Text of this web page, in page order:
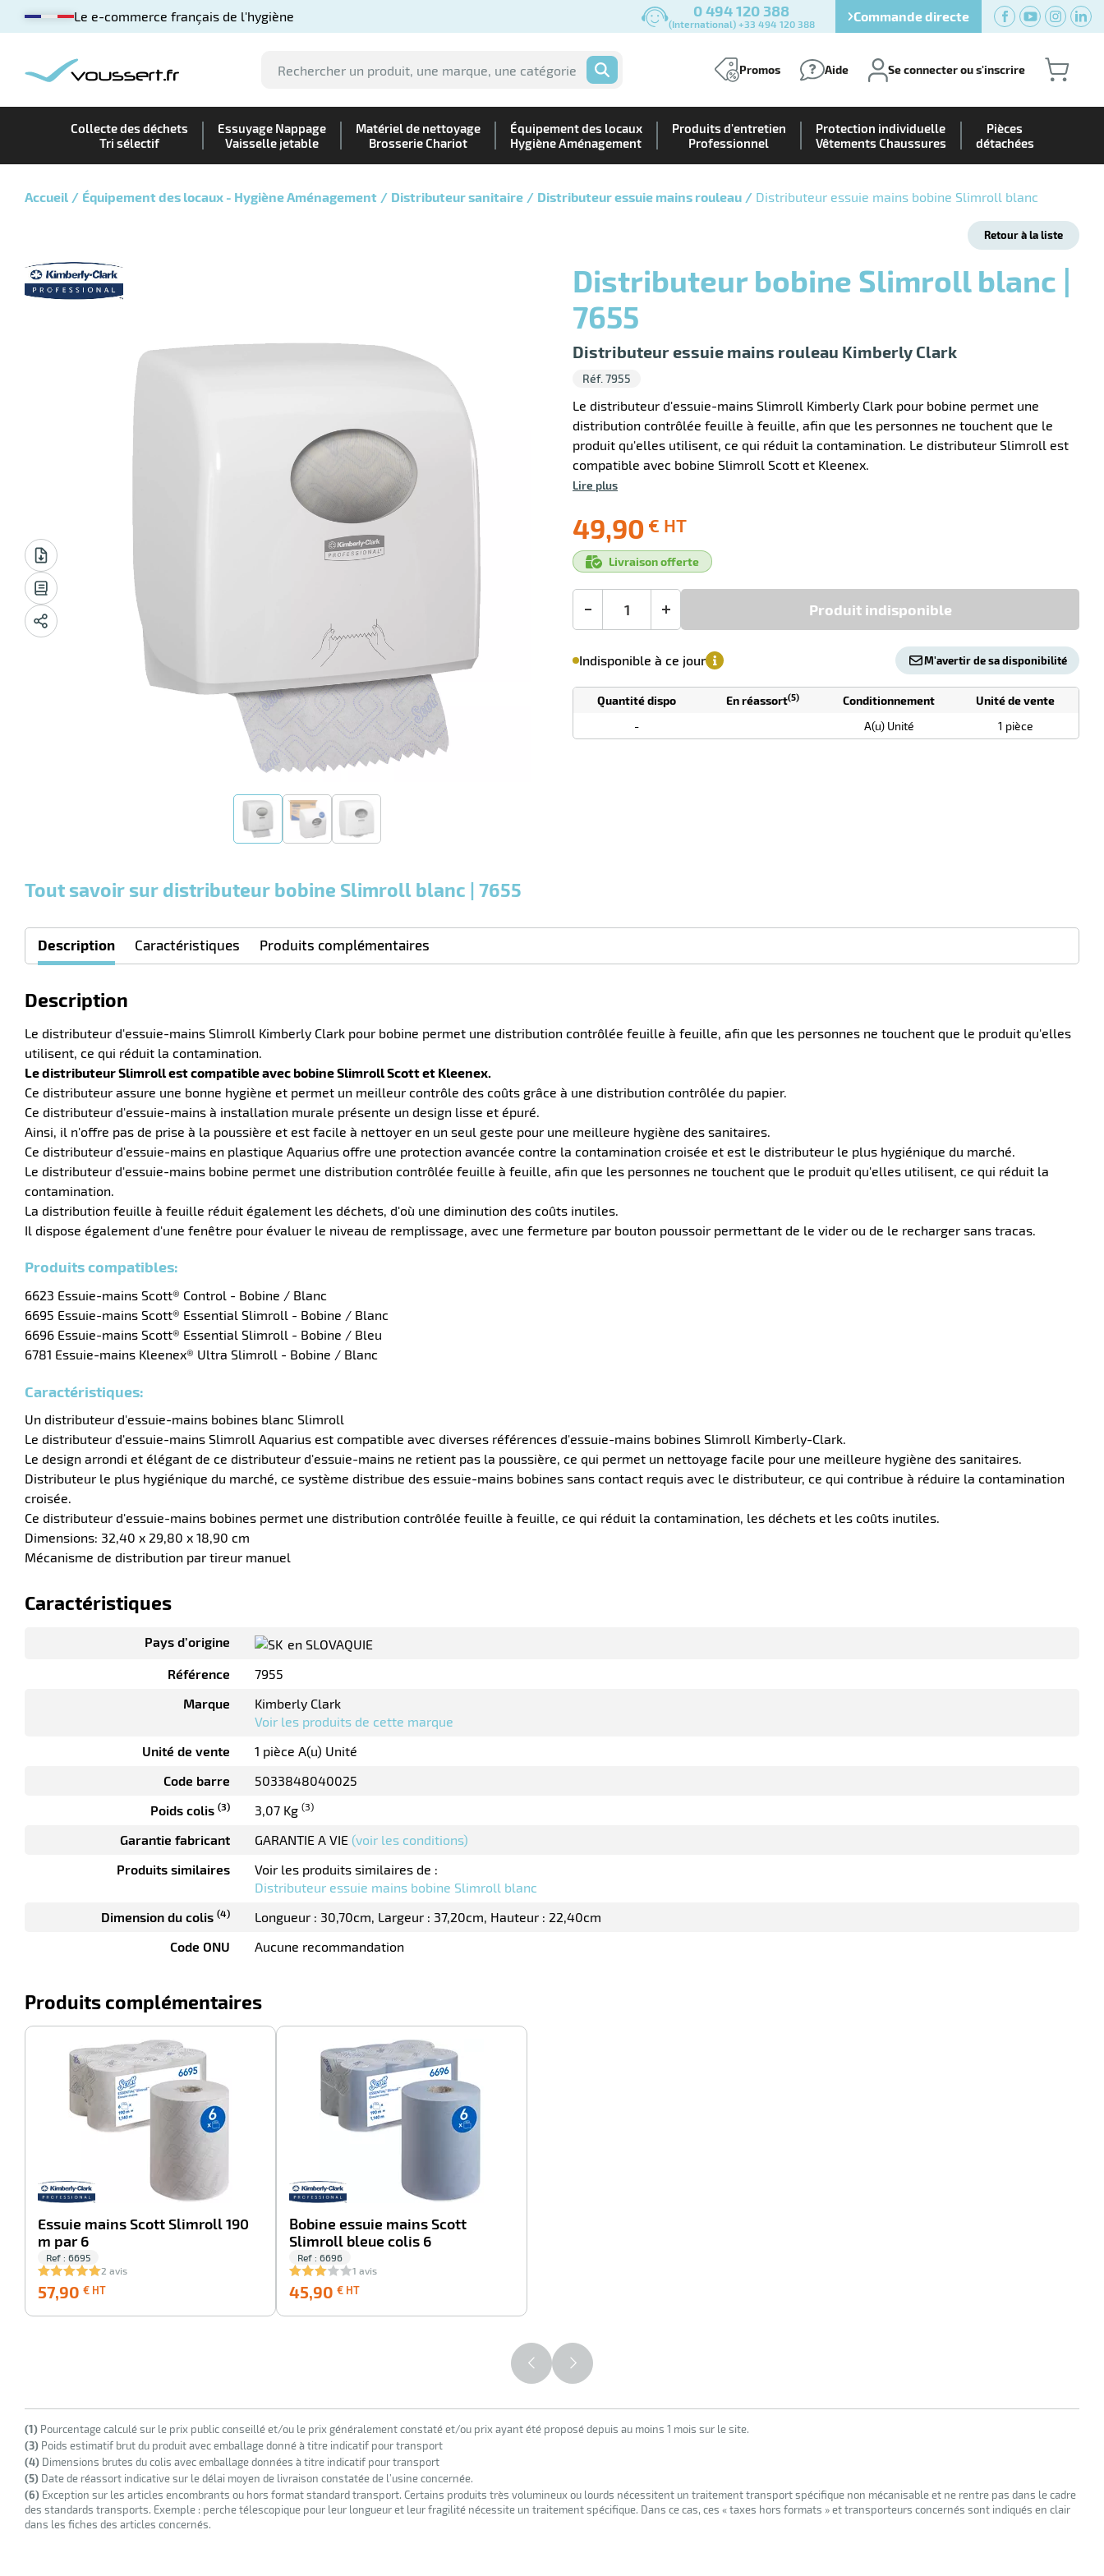
Le e-commerce français de l'hygiène 0 494 120 388
(International) +33 494 120 388 Commande directe
OK Promos Aide Se connecter ou s'inscrire
Collecte des déchets
Tri sélectif
Essuyage Nappage
Vaisselle jetable
Matériel de nettoyage
Brosserie Chariot
Équipement des locaux
Hygiène Aménagement
Produits d'entretien
Professionnel
Protection individuelle
Vêtements Chaussures
Pièces
détachées
Accueil Équipement des locaux - Hygiène Aménagement Distributeur sanitaire Distributeur essuie mains rouleau Distributeur essuie mains bobine Slimroll blanc
Retour à la liste
Distributeur bobine Slimroll blanc |
7655
Distributeur essuie mains rouleau Kimberly Clark
Réf. 7955
Le distributeur d'essuie-mains Slimroll Kimberly Clark pour bobine permet une
distribution contrôlée feuille à feuille, afin que les personnes ne touchent que le
produit qu'elles utilisent, ce qui réduit la contamination. Le distributeur Slimroll est
compatible avec bobine Slimroll Scott et Kleenex.
Lire plus
49,90 € HT
Ecotaxe
: 0,00 €
Prix
public
conseillé
HT
Livraison offerte
+
Produit indisponible
de
1
Unités
Indisponible à ce jour M'avertir de sa disponibilité
(5)
TarifQuantité dispo En réassort(5) Conditionnement
Unité de vente
-
A(u) Unité 1 pièce
Tout savoir sur distributeur bobine Slimroll blanc | 7655
Description Caractéristiques Produits complémentaires
Description
Le distributeur d'essuie-mains Slimroll Kimberly Clark pour bobine permet une distribution contrôlée feuille à feuille, afin que les personnes ne touchent que le produit qu'elles
utilisent, ce qui réduit la contamination.
Le distributeur Slimroll est compatible avec bobine Slimroll Scott et Kleenex.
Ce distributeur assure une bonne hygiène et permet un meilleur contrôle des coûts grâce à une distribution contrôlée du papier.
Ce distributeur d'essuie-mains à installation murale présente un design lisse et épuré.
Ainsi, il n'offre pas de prise à la poussière et est facile à nettoyer en un seul geste pour une meilleure hygiène des sanitaires.
Ce distributeur d'essuie-mains en plastique Aquarius offre une protection avancée contre la contamination croisée et est le distributeur le plus hygiénique du marché.
Le distributeur d'essuie-mains bobine permet une distribution contrôlée feuille à feuille, afin que les personnes ne touchent que le produit qu'elles utilisent, ce qui réduit la
contamination.
La distribution feuille à feuille réduit également les déchets, d'où une diminution des coûts inutiles.
Il dispose également d'une fenêtre pour évaluer le niveau de remplissage, avec une fermeture par bouton poussoir permettant de le vider ou de le recharger sans tracas.
Produits compatibles:
6623 Essuie-mains Scott® Control - Bobine / Blanc
6695 Essuie-mains Scott® Essential Slimroll - Bobine / Blanc
6696 Essuie-mains Scott® Essential Slimroll - Bobine / Bleu
6781 Essuie-mains Kleenex® Ultra Slimroll - Bobine / Blanc
Caractéristiques:
Un distributeur d'essuie-mains bobines blanc Slimroll
Le distributeur d'essuie-mains Slimroll Aquarius est compatible avec diverses références d'essuie-mains bobines Slimroll Kimberly-Clark.
Le design arrondi et élégant de ce distributeur d'essuie-mains ne retient pas la poussière, ce qui permet un nettoyage facile pour une meilleure hygiène des sanitaires.
Distributeur le plus hygiénique du marché, ce système distribue des essuie-mains bobines sans contact requis avec le distributeur, ce qui contribue à réduire la contamination
croisée.
Ce distributeur d'essuie-mains bobines permet une distribution contrôlée feuille à feuille, ce qui réduit la contamination, les déchets et les coûts inutiles.
Dimensions: 32,40 x 29,80 x 18,90 cm
Mécanisme de distribution par tireur manuel
Caractéristiques
Pays d’origine
en SLOVAQUIE
Référence
7955
Marque
Kimberly Clark
Voir les produits de cette marque
Unité de vente
1 pièce A(u) Unité
Code barre
5033848040025
Poids colis (3) 3,07 Kg (3)
Garantie fabricant GARANTIE A VIE (voir les conditions)
Produits similaires
Voir les produits similaires de :
Distributeur essuie mains bobine Slimroll blanc
Dimension du colis (4) Longueur : 30,70cm Largeur : 37,20cm Hauteur : 22,40cm
Code ONU
Aucune recommandation
Produits complémentaires
Essuie mains Scott Slimroll 190
m par 6
Ref : 6695
2 avis
57,90 € HT
HT
Bobine essuie mains Scott
Slimroll bleue colis 6
Ref : 6696
1 avis
45,90 € HT
HT
(1) Pourcentage calculé sur le prix public conseillé et/ou le prix généralement constaté et/ou prix ayant été proposé depuis au moins 1 mois sur le site.
(3) Poids estimatif brut du produit avec emballage donné à titre indicatif pour transport
(4) Dimensions brutes du colis avec emballage données à titre indicatif pour transport
(5) Date de réassort indicative sur le délai moyen de livraison constatée de l’usine concernée.
(6) Exception sur les articles encombrants ou hors format standard transport. Certains produits très volumineux ou lourds nécessitent un traitement transport spécifique non mécanisable et ne rentre pas dans le cadre
des standards transports. Exemple : perche télescopique pour leur longueur et leur fragilité nécessite un traitement spécifique. Dans ce cas, ces « taxes hors formats » et transporteurs concernés sont indiqués en clair
dans les fiches des articles concernés.